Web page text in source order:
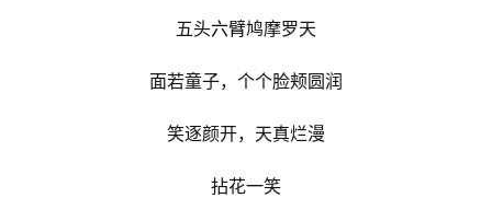
五头六臂鸠摩罗天
面若童子，个个脸颊圆润
笑逐颜开，天真烂漫
拈花一笑